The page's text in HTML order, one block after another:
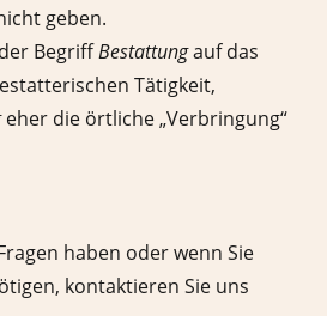
geben.
BegriffBestattungauf das
Tätigkeit,
eher die örtliche „Verbringung“
haben oder wenn Sie
kontaktieren Sie uns